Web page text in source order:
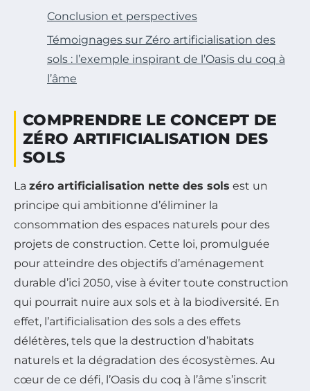
Conclusion et perspectives
Témoignages sur Zéro artificialisation des
sols : l’exemple inspirant de l’Oasis du coq à
l’âme
COMPRENDRE LE CONCEPT DE
ZÉRO ARTIFICIALISATION DES
SOLS
La zéro artificialisation nette des sols est un
principe qui ambitionne d’éliminer la
consommation des espaces naturels pour des
projets de construction. Cette loi, promulguée
pour atteindre des objectifs d’aménagement
durable d’ici 2050, vise à éviter toute construction
qui pourrait nuire aux sols et à la biodiversité. En
effet, l’artificialisation des sols a des effets
délétères, tels que la destruction d’habitats
naturels et la dégradation des écosystèmes. Au
cœur de ce défi, l’Oasis du coq à l’âme s’inscrit